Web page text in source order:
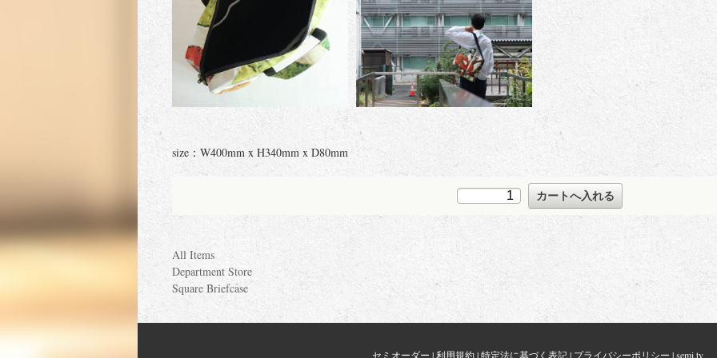
size：W400mm x H340mm x D80mm
All Items
Department Store
Square Briefcase
セミオーダー |利用規約|特定法に基づく表記| プライバシーポリシー |semi.tv